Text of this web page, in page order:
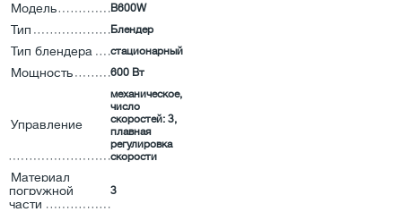
Модель B600W
Тип Блендер
Тип блендера стационарный
Мощность 600 Вт
Управление
механическое,
число
скоростей: 3,
плавная
регулировка
скорости
Материал
погружной
части
3